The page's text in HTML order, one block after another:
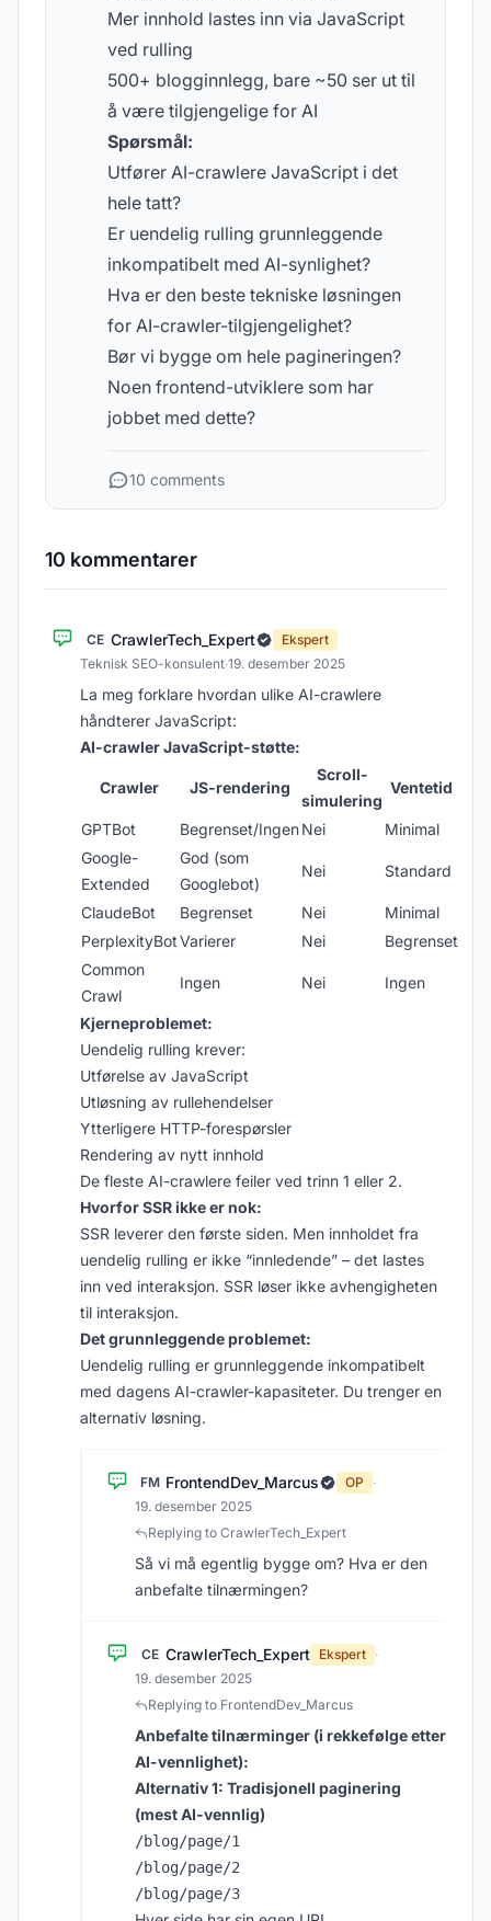
Mer innhold lastes inn via JavaScript
ved rulling
500+ blogginnlegg, bare ~50 ser ut til
å være tilgjengelige for AI
Spørsmål:
Utfører AI-crawlere JavaScript i det
hele tatt?
Er uendelig rulling grunnleggende
inkompatibelt med AI-synlighet?
Hva er den beste tekniske løsningen
for AI-crawler-tilgjengelighet?
Bør vi bygge om hele pagineringen?
Noen frontend-utviklere som har
jobbet med dette?
10 comments
10 kommentarer
CE CrawlerTech_Expert
Ekspert
Teknisk SEO-konsulent·19. desember 2025
La meg forklare hvordan ulike AI-crawlere
håndterer JavaScript:
AI-crawler JavaScript-støtte:
Crawler JS-rendering
Scroll-
simulering
Ventetid
GPTBot Begrenset/IngenNei
Minimal
Google-
Extended
God (som
Googlebot)
Nei Standard
ClaudeBot Begrenset Nei
Minimal
PerplexityBotVarierer Nei
Begrenset
Common
Crawl
Ingen Nei Ingen
Kjerneproblemet:
Uendelig rulling krever:
Utførelse av JavaScript
Utløsning av rullehendelser
Ytterligere HTTP-forespørsler
Rendering av nytt innhold
De fleste AI-crawlere feiler ved trinn 1 eller 2.
Hvorfor SSR ikke er nok:
SSR leverer den første siden. Men innholdet fra
uendelig rulling er ikke “innledende” – det lastes
inn ved interaksjon. SSR løser ikke avhengigheten
til interaksjon.
Det grunnleggende problemet:
Uendelig rulling er grunnleggende inkompatibelt
med dagens AI-crawler-kapasiteter. Du trenger en
alternativ løsning.
FM FrontendDev_Marcus OP
·
19. desember 2025
Replying to CrawlerTech_Expert
Så vi må egentlig bygge om? Hva er den
anbefalte tilnærmingen?
CE CrawlerTech_Expert Ekspert ·
19. desember 2025
Replying to FrontendDev_Marcus
Anbefalte tilnærminger (i rekkefølge etter
AI-vennlighet):
Alternativ 1: Tradisjonell paginering
(mest AI-vennlig)
/blog/page/1
/blog/page/2